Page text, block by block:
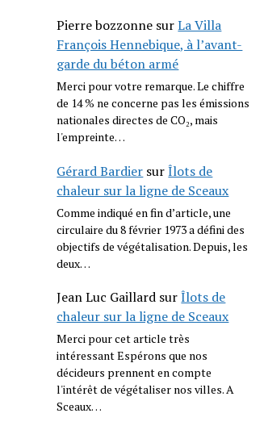
Pierre bozzonne surLa Villa
François Hennebique, à l’avant-
garde du béton armé
Merci pour votre remarque. Le chiffre
de 14 % ne concerne pas les émissions
nationales directes de CO₂, mais
l'empreinte…
Gérard Bardier surÎlots de
chaleur sur la ligne de Sceaux
Comme indiqué en fin d’article, une
circulaire du 8 février 1973 a défini des
objectifs de végétalisation. Depuis, les
deux…
Jean Luc Gaillard surÎlots de
chaleur sur la ligne de Sceaux
Merci pour cet article très
intéressant Espérons que nos
décideurs prennent en compte
l'intérêt de végétaliser nos villes. A
Sceaux…